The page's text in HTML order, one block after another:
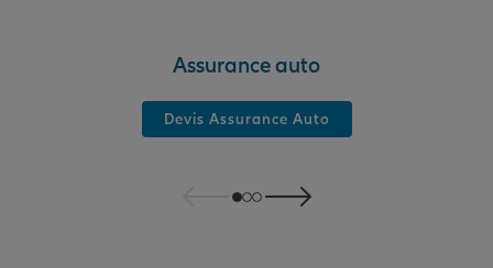
Assurance auto
Devis Assurance Auto